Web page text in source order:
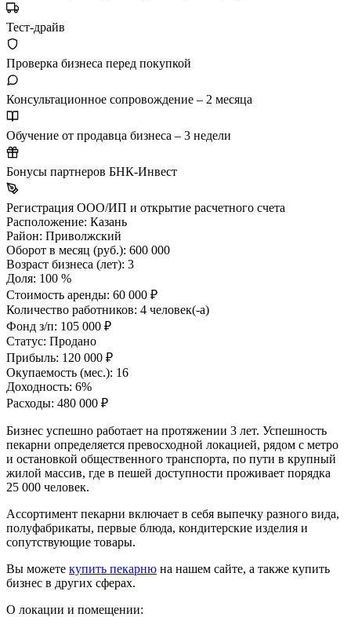
Тест-драйв
Проверка бизнеса перед покупкой
Консультационное сопровождение – 2 месяца
Обучение от продавца бизнеса – 3 недели
Бонусы партнеров БНК-Инвест
Регистрация ООО/ИП и открытие расчетного счета
Расположение: Казань
Район: Приволжский
Оборот в месяц (руб.): 600 000
Возраст бизнеса (лет): 3
Доля: 100 %
Стоимость аренды: 60 000 ₽
Количество работников: 4 человек(-а)
Фонд з/п: 105 000 ₽
Статус: Продано
Прибыль: 120 000 ₽
Окупаемость (мес.): 16
Доходность: 6%
Расходы: 480 000 ₽
Бизнес успешно работает на протяжении 3 лет. Успешность
пекарни определяется превосходной локацией, рядом с метро
и остановкой общественного транспорта, по пути в крупный
жилой массив, где в пешей доступности проживает порядка
25 000 человек.
Ассортимент пекарни включает в себя выпечку разного вида,
полуфабрикаты, первые блюда, кондитерские изделия и
сопутствующие товары.
Вы можете купить пекарню на нашем сайте, а также купить
бизнес в других сферах.
О локации и помещении: